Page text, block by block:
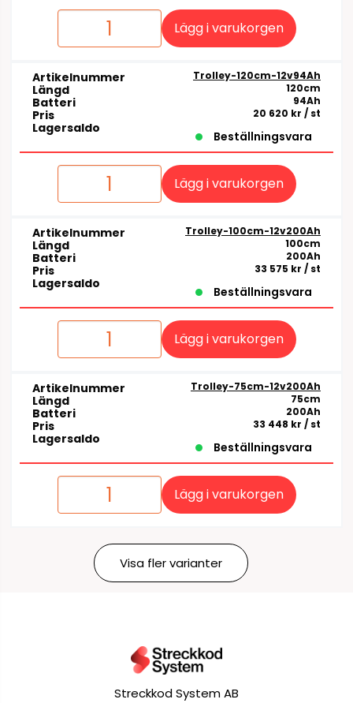
Lägg i varukorgen
Artikelnummer Trolley-120cm-12v94Ah
Längd 120cm
Batteri 94Ah
Pris 20 620 kr / st
Lagersaldo
Beställningsvara
Lägg i varukorgen
Artikelnummer Trolley-100cm-12v200Ah
Längd 100cm
Batteri 200Ah
Pris 33 575 kr / st
Lagersaldo
Beställningsvara
Lägg i varukorgen
Artikelnummer Trolley-75cm-12v200Ah
Längd 75cm
Batteri 200Ah
Pris 33 448 kr / st
Lagersaldo
Beställningsvara
Lägg i varukorgen
Visa fler varianter
Streckkod System AB